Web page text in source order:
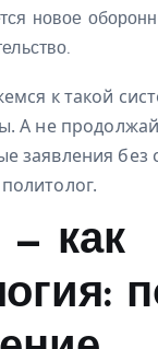
новое
к такой
А не
заявления без
как